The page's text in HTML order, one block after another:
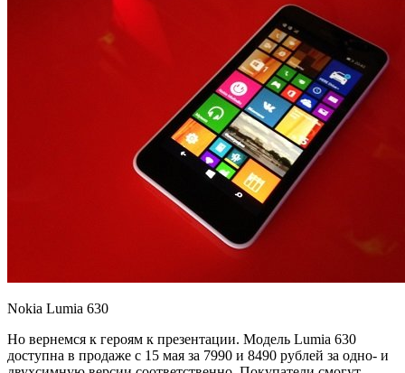
Nokia Lumia 630
Но вернемся к героям к презентации. Модель Lumia 630
доступна в продаже с 15 мая за 7990 и 8490 рублей за одно- и